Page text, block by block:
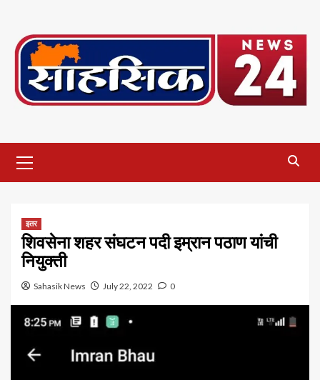
content
Menu
इतर
शिवसेना शहर संघटन पदी इम्रान पठाण यांची
नियुक्ती
Sahasik News July 22, 2022 0